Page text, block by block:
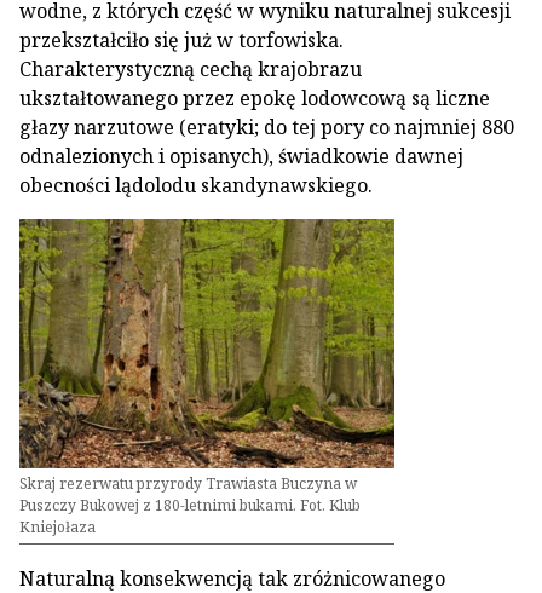
wodne, z których część w wyniku naturalnej sukcesji
przekształciło się już w torfowiska.
Charakterystyczną cechą krajobrazu
ukształtowanego przez epokę lodowcową są liczne
głazy narzutowe (eratyki; do tej pory co najmniej 880
odnalezionych i opisanych), świadkowie dawnej
obecności lądolodu skandynawskiego.
Skraj rezerwatu przyrody Trawiasta Buczyna w
Puszczy Bukowej z 180-letnimi bukami. Fot. Klub
Kniejołaza
Naturalną konsekwencją tak zróżnicowanego